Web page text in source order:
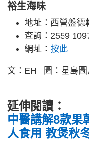
裕生海味
地址：西營盤德
查詢：2559
網址： 按此
文：EH 圖：星島圖
延伸閱讀：
中醫講解8款果
人食用 教煲秋